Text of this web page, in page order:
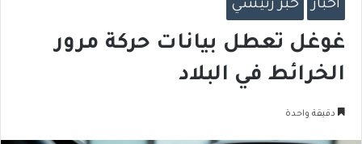
أخبار خبر رئيسي
غوغل تعطل بيانات حركة مرور
الخرائط في البلاد
دقيقة واحدة